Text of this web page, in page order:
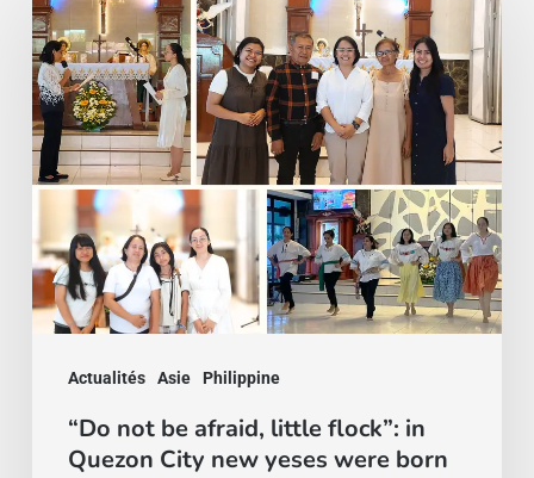
Actualités Asie Philippine
not
be
afraid,
little
flock”:
Quezon
City
new
born“Do not be afraid, little flock”: in
Quezon City new yeses were born